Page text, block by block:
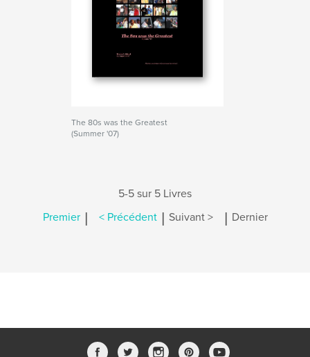
The 80s was the Greatest
(Summer '07)
5-5 sur 5 Livres
Premier | < Précédent | Suivant > | Dernier